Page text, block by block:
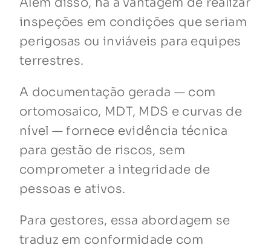
inspeções em condições que seriam
perigosas ou inviáveis para equipes
terrestres.
A documentação gerada — com
ortomosaico, MDT, MDS e curvas de
nível — fornece evidência técnica
para gestão de riscos, sem
comprometer a integridade de
pessoas e ativos.
Para gestores, essa abordagem se
traduz em conformidade com